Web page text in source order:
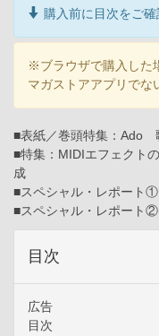
購入前に目次をご
※ブラウザで購入した
マガストアアプリでな
■表紙／巻頭特集：Ado
■特集：MIDIエフェクト
成
■スペシャル・レポート
■スペシャル・レポート
目次
広告
目次